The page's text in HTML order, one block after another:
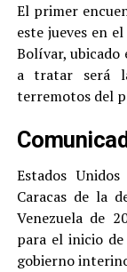
El primer
este jueves en
Bolívar, ubicado
a tratar será
terremotos del
Estados
Caracas de la
Venezuela de
para el inicio de
gobierno